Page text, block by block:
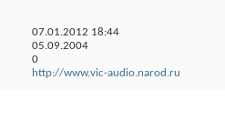
07.01.2012 18:44
05.09.2004
0
http://www.vic-audio.narod.ru